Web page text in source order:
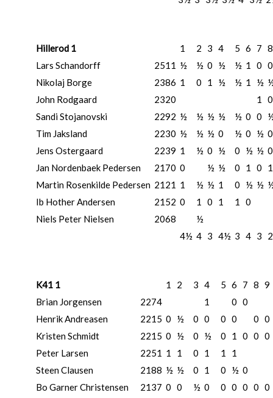
Hillerod 1 1 2 3 4 5 6 7 8
Lars Schandorff
2511 ½ ½ 0 ½ ½ 1 0 0
Nikolaj Borge
2386 1 0 1 ½ ½ 1 ½
John Rodgaard
2320 1
0
Sandi Stojanovski
2292 ½ ½ ½ ½ ½ 0 0
Tim Jaksland
2230 ½ ½ ½ 0 ½ 0 ½ 0
Jens Ostergaard
2239 1 ½ 0 ½ 0 ½ ½ 0
Jan Nordenbaek Pedersen
2170 0 ½ ½ 0 1 0
1
Martin Rosenkilde Pedersen 2121 1 ½ ½ 1 0 ½ ½
Ib Hother Andersen
2152 0 1 0 1 1
0
Niels Peter Nielsen
2068
½
4½ 4 3 4½ 3 4 3
K41 1 1 2 3 4 5 6 7 8 9
Brian Jorgensen
2274 1 0 0
Henrik Andreasen
2215 0 ½ 0 0 0 0 0 0
Kristen Schmidt
2215 0 ½ 0 ½ 0 1 0 0 0
Peter Larsen
2251 1 1 0 1 1
1
Steen Clausen
2188 ½ ½ 0 1 0 ½ 0
Bo Garner Christensen
2137 0 0 ½ 0 0 0 0 0 0